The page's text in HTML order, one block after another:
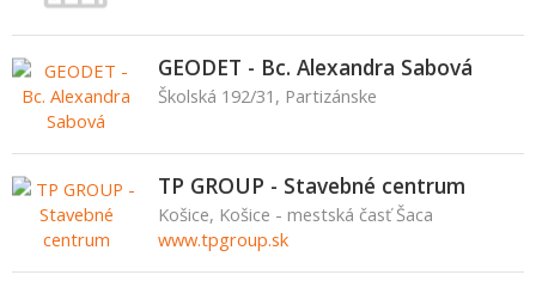
GEODET - Bc. Alexandra Sabová
Školská 192/31, Partizánske
TP GROUP - Stavebné centrum
Košice, Košice - mestská časť Šaca
www.tpgroup.sk